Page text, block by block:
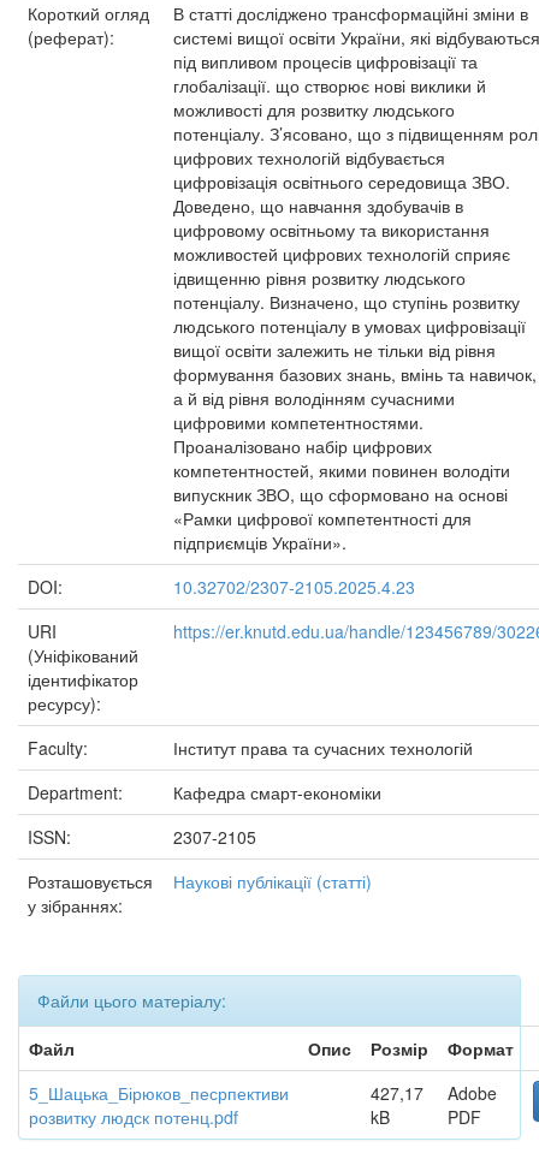
Короткий огляд
(реферат):
В статті досліджено трансформаційні зміни в
системі вищої освіти України, які відбуваються
під випливом процесів цифровізації та
глобалізації. що створює нові виклики й
можливості для розвитку людського
потенціалу. З’ясовано, що з підвищенням
цифрових технологій відбувається
цифровізація освітнього середовища ЗВО.
Доведено, що навчання здобувачів в
цифровому освітньому та використання
можливостей цифрових технологій сприяє
ідвищенню рівня розвитку людського
потенціалу. Визначено, що ступінь розвитку
людського потенціалу в умовах цифровізації
вищої освіти залежить не тільки від рівня
формування базових знань, вмінь та навичок,
а й від рівня володінням сучасними
цифровими компетентностями.
Проаналізовано набір цифрових
компетентностей, якими повинен володіти
випускник ЗВО, що сформовано на основі
«Рамки цифрової компетентності для
підприємців України».
DOI:
10.32702/2307-2105.2025.4.23
URI
(Уніфікований
ідентифікатор
ресурсу):
https://er.knutd.edu.ua/handle/123456789/
Faculty:
Інститут права та сучасних технологій
Department:
Кафедра смарт-економіки
ISSN:
2307-2105
Розташовується
у зібраннях:
Наукові публікації (статті)
Файли цього матеріалу:
Файл
Опис Розмір
Формат
5_Шацька_Бірюков_песрпективи
розвитку людск потенц.pdf
427,17
kB
Adobe
PDF